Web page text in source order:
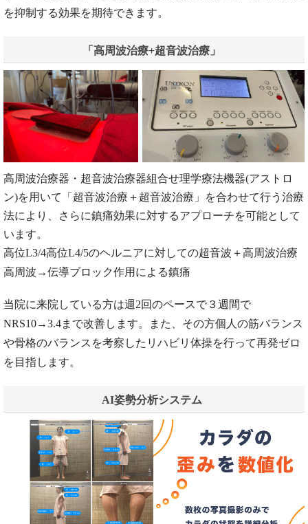
を抑制する効果を期待できます。
「高周波治療+超音波治療」
高周波治療器・超音波治療器組合せ理学療法機器(アストロ
ン)を用いて「超音波治療＋超音波治療」を合わせて行う治療
法により、さらに鎮痛効果に対するアプローチを可能として
います。
高位L3/4高位L4/5のヘルニアに対しての超音波＋高周波治療
高周波→伝導ブロック作用による鎮痛
当院に来院している方は週2回のペースで３週間で
NRS10→3.4まで改善します。また、その方個人の筋バランス
や骨格のバランスを考察したリハビリ体操を行って再発ゼロ
を目指します。
AI姿勢分析システム